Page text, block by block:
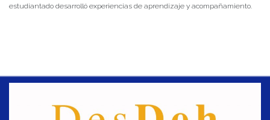
estudiantado desarrolló experiencias de aprendizaje y acompañamiento.